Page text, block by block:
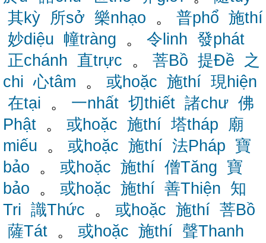
其kỳ 所sở 樂nhạo 。 普phổ 施thí
妙diệu 幢tràng 。 令linh 發phát
正chánh 直trực 。 菩Bồ 提Đề
之
chi 心tâm 。 或hoặc 施thí 現hiện
在tại 。 一nhất 切thiết 諸chư 佛
Phật 。 或hoặc 施thí 塔tháp
廟
miếu 。 或hoặc 施thí 法Pháp 寶
bảo 。 或hoặc 施thí 僧Tăng 寶
bảo 。 或hoặc 施thí 善Thiện 知
Tri 識Thức 。 或hoặc 施thí 菩Bồ
薩Tát 。 或hoặc 施thí 聲Thanh